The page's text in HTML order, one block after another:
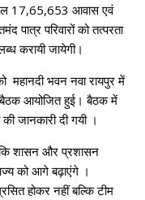
17,65,653 आवास एवं
परिवारों को तत्परता
करायी जायेगी।
महानदी भवन नवा रायपुर में
बैठक आयोजित हुई। बैठक में
जानकारी दी गयी ।
शासन और प्रशासन
को आगे बढ़ाएंगे ।
होकर नहीं बल्कि टीम